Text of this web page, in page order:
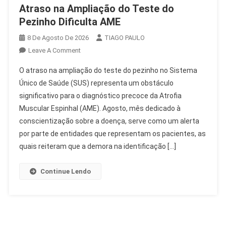
Atraso na Ampliação do Teste do
Pezinho Dificulta AME
8 De Agosto De 2026
TIAGO PAULO
Leave A CommentOn
Na
Ampliação
Do
Teste
Do
Pezinho
Dificulta
O atraso na ampliação do teste do pezinho no Sistema
Único de Saúde (SUS) representa um obstáculo
significativo para o diagnóstico precoce da Atrofia
Muscular Espinhal (AME). Agosto, mês dedicado à
conscientização sobre a doença, serve como um alerta
por parte de entidades que representam os pacientes, as
quais reiteram que a demora na identificação […]
Continue Lendo